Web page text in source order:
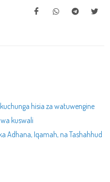
hisia za watuwengine
kuswali
Adhana, Iqamah, na Tashahhud